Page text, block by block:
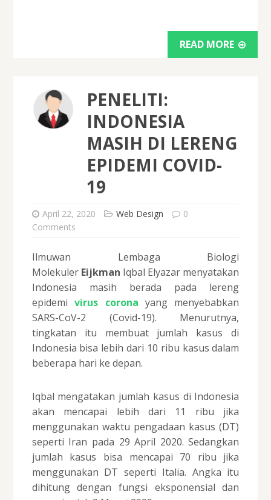
READ MORE
PENELITI:
INDONESIA
MASIH DI LERENG
EPIDEMI COVID-
19
April 22, 2020 Web Design
0
Comments
Ilmuwan Lembaga Biologi
Molekuler Eijkman Iqbal Elyazar menyatakan
Indonesia masih berada pada lereng
epidemivirus corona yang menyebabkan
SARS-CoV-2 (Covid-19). Menurutnya,
tingkatan itu membuat jumlah kasus di
Indonesia bisa lebih dari 10 ribu kasus dalam
beberapa hari ke depan.
Iqbal mengatakan jumlah kasus di Indonesia
akan mencapai lebih dari 11 ribu jika
menggunakan waktu pengadaan kasus (DT)
seperti Iran pada 29 April 2020. Sedangkan
jumlah kasus bisa mencapai 70 ribu jika
menggunakan DT seperti Italia. Angka itu
dihitung dengan fungsi eksponensial dan